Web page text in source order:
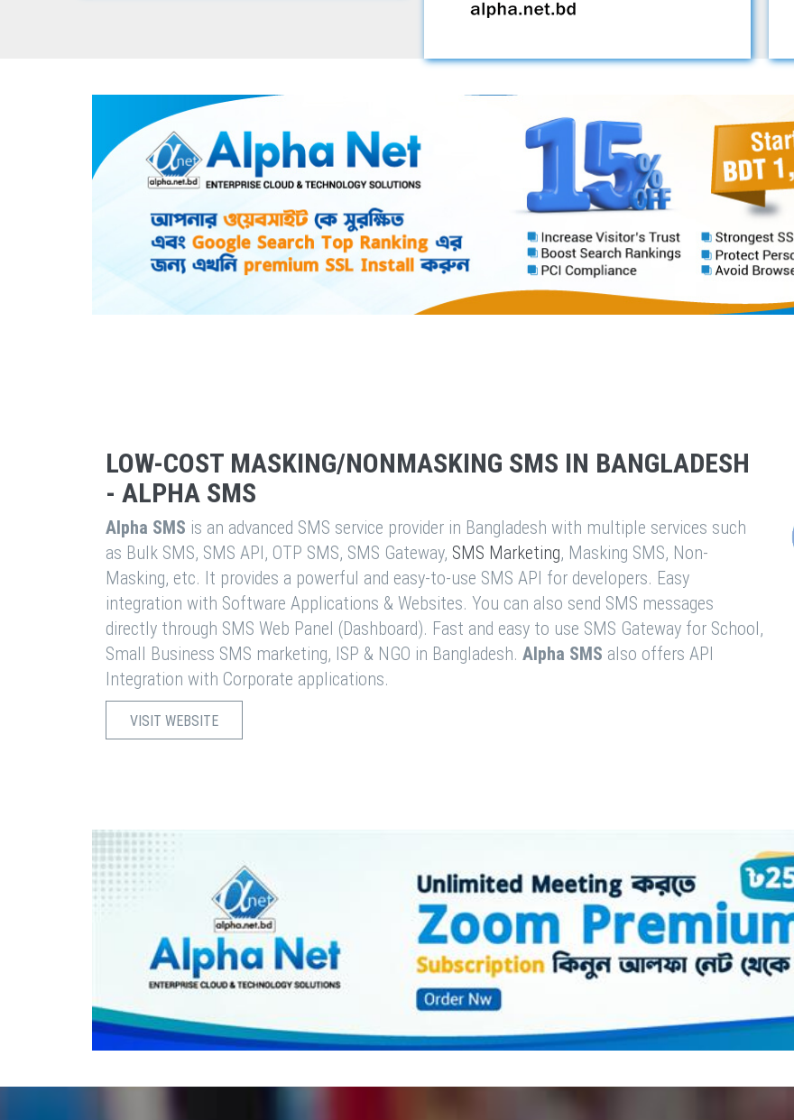
LOW-COST MASKING/NONMASKING SMS IN BANGLADESH
- ALPHA SMS
Alpha SMS is an advanced SMS service provider in Bangladesh with multiple services such
as Bulk SMS, SMS API, OTP SMS, SMS Gateway, SMS Marketing, Masking SMS, Non-
Masking, etc. It provides a powerful and easy-to-use SMS API for developers. Easy
integration with Software Applications & Websites. You can also send SMS messages
directly through SMS Web Panel (Dashboard). Fast and easy to use SMS Gateway for School,
Small Business SMS marketing, ISP & NGO in Bangladesh. Alpha SMS also offers API
Integration with Corporate applications.
VISIT WEBSITE